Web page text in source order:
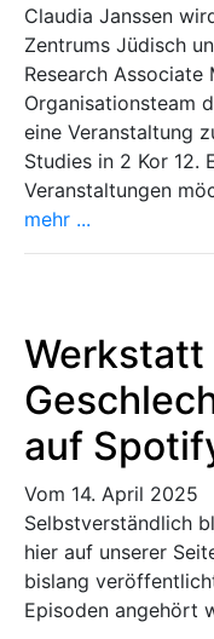
Claudia Janssen
Zentrums Jüdisch
Research Associate
Organisationsteam
eine Veranstaltung
Studies in 2 Kor 12.
Veranstaltungen
mehr ...
Werkstatt
auf
Vom 14. April 2025
Selbstverständlich
hier auf unserer
bislang
Episoden angehört